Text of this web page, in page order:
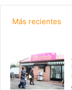
Más recientes